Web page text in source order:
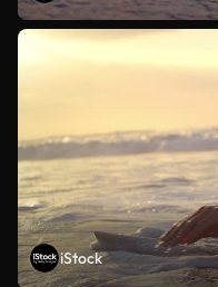
iStock